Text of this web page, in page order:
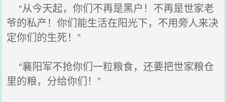
“从今天起，你们不再是黑户！不再是世家老
爷的私产！你们能生活在阳光下，不用旁人来决
定你们的生死！”
“襄阳军不抢你们一粒粮食，还要把世家粮仓
里的粮，分给你们！”